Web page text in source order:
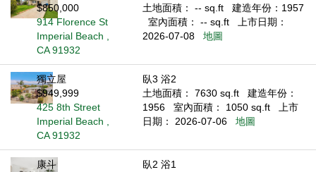
$850,000
914 Florence St
Imperial Beach ,
CA 91932
土地面積： -- sq.ft
建造年份：1957
室內面積： -- sq.ft
上市日期：
2026-07-08
地圖
獨立屋
$949,999
425 8th Street
Imperial Beach ,
CA 91932
臥3 浴2
土地面積： 7630 sq.ft
建造年份：
1956
室內面積： 1050 sq.ft
上市
日期： 2026-07-06
地圖
康斗
臥2 浴1